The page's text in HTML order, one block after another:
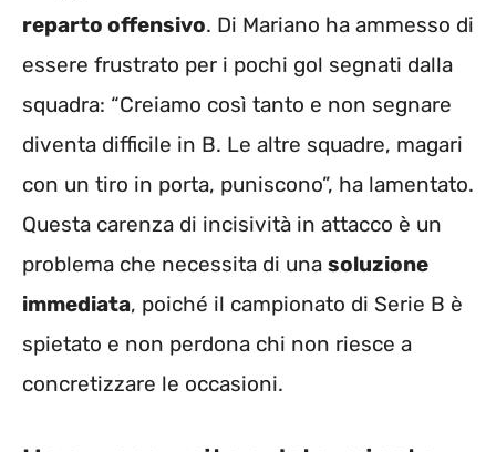
reparto offensivo. Di Mariano ha ammesso di
essere frustrato per i pochi gol segnati dalla
squadra: “Creiamo così tanto e non segnare
diventa difficile in B. Le altre squadre, magari
con un tiro in porta, puniscono”, ha lamentato.
Questa carenza di incisività in attacco è un
problema che necessita di una soluzione
immediata, poiché il campionato di Serie B è
spietato e non perdona chi non riesce a
concretizzare le occasioni.